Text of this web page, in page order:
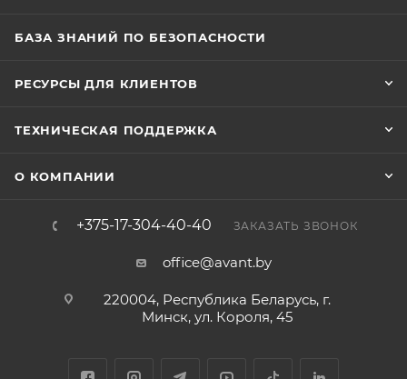
БАЗА ЗНАНИЙ ПО БЕЗОПАСНОСТИ
РЕСУРСЫ ДЛЯ КЛИЕНТОВ
ТЕХНИЧЕСКАЯ ПОДДЕРЖКА
О КОМПАНИИ
+375-17-304-40-40 ЗАКАЗАТЬ ЗВОНОК
office@avant.by
220004, Республика Беларусь, г.
Минск, ул. Короля, 45